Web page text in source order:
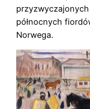
północnych
Norwega.